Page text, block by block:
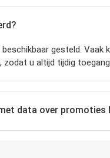
gesteld. Vaak
zodat u altijd tijdig
data over promoties